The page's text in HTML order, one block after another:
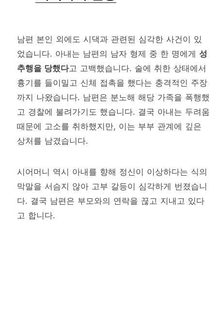
남편 본인 외에도 시댁과 관련된 심각한 사건이 있
었습니다. 아내는 남편의 남자 형제 중 한 명에게 성
추행을 당했다고 고백했습니다. 술에 취한 상태에서
흉기를 들이밀고 신체 접촉을 했다는 충격적인 주장
까지 나왔습니다. 남편은 분노해 해당 가족을 폭행했
고 경찰에 불려가기도 했습니다. 결국 아내는 두려움
때문에 고소를 취하했지만, 이는 부부 관계에 깊은
상처를 남겼습니다.
시어머니 역시 아내를 향해 정신이 이상하다는 식의
막말을 서슴지 않아 고부 갈등이 심각하게 번졌습니
다. 결국 남편은 부모와의 연락을 끊고 지내고 있다
고 합니다.